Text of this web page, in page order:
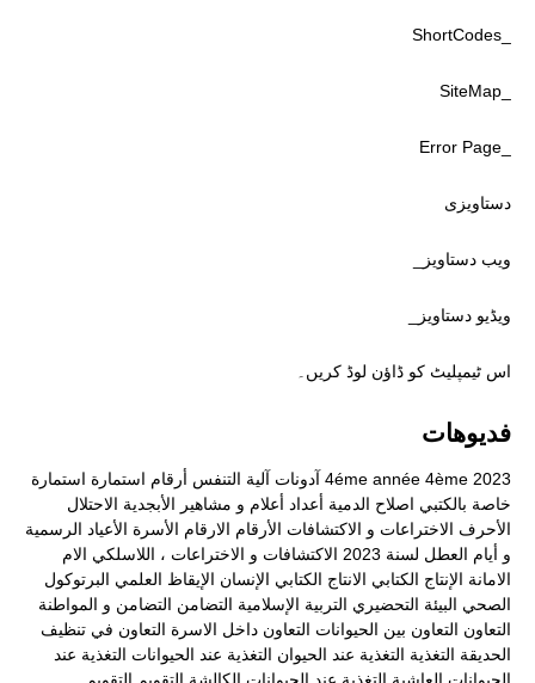
دستاویزی
ویب دستاویز_
ویڈیو دستاویز_
اس ٹیمپلیٹ کو ڈاؤن لوڈ کریں۔
فديوهات
2023
4ème
4éme année آدونات آلية التنفس أرقام استمارة استمارة
خاصة بالكتبي اصلاح الدمية أعداد أعلام و مشاهير الأبجدية الاحتلال
الأحرف الاختراعات و الاكتشافات الأرقام الارقام الأسرة الأعياد الرسمية
و أيام العطل لسنة 2023
الاكتشافات و الاختراعات ، اللاسلكي الام
الامانة الإنتاج الكتابي الانتاج الكتابي الإنسان الإيقاظ العلمي البرتوكول
الصحي البيئة التحضيري التربية الإسلامية التضامن التضامن و المواطنة
التعاون التعاون بين الحيوانات التعاون داخل الاسرة التعاون في تنظيف
الحديقة التغذية التغذية عند الحيوان التغذية عند الحيوانات التغذية عند